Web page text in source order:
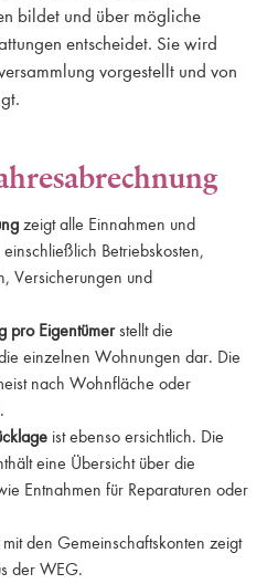
bildet und über mögliche
entscheidet. Sie wird
vorgestellt und von
zeigt alle Einnahmen und
Betriebskosten,
Versicherungen und
pro Eigentümerstellt die
einzelnen Wohnungen dar. Die
nach Wohnfläche oder
ist ebenso ersichtlich. Die
eine Übersicht über die
Entnahmen für Reparaturen oder
mit den Gemeinschaftskonten zeigt
der WEG.